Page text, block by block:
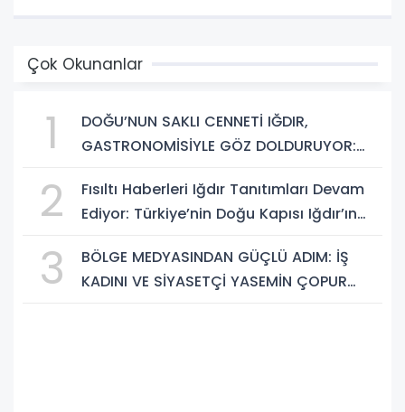
Çok Okunanlar
1
DOĞU’NUN SAKLI CENNETİ IĞDIR,
GASTRONOMİSİYLE GÖZ DOLDURUYOR:
BULUŞMA NOKTASI
2
Fısıltı Haberleri Iğdır Tanıtımları Devam
Ediyor: Türkiye’nin Doğu Kapısı Iğdır’ın
3
BÖLGE MEDYASINDAN GÜÇLÜ ADIM: İŞ
KADINI VE SİYASETÇİ YASEMİN ÇOPUR